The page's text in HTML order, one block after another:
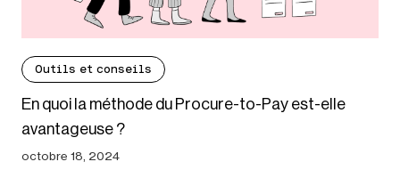
Outils et conseils
En quoi la méthode du Procure-to-Pay est-elle
avantageuse ?
octobre 18, 2024